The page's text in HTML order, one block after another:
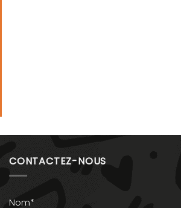
CONTACTEZ-NOUS
Nom*